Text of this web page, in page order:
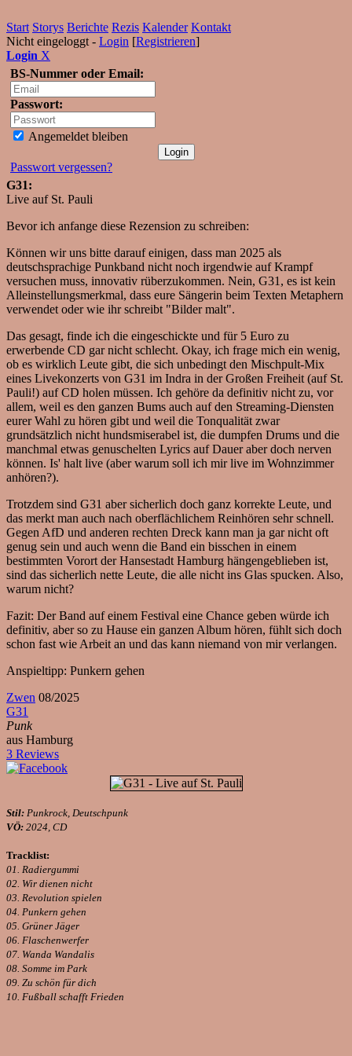
Start Storys Berichte Rezis Kalender Kontakt
Nicht eingeloggt - Login [Registrieren]
Login X
BS-Nummer oder Email:
Passwort:
Angemeldet bleiben
Passwort vergessen?
G31:
Live auf St. Pauli
Bevor ich anfange diese Rezension zu schreiben:
Können wir uns bitte darauf einigen, dass man 2025 als
deutschsprachige Punkband nicht noch irgendwie auf Krampf
versuchen muss, innovativ rüberzukommen. Nein, G31, es ist kein
Alleinstellungsmerkmal, dass eure Sängerin beim Texten Metaphern
verwendet oder wie ihr schreibt "Bilder malt".
Das gesagt, finde ich die eingeschickte und für 5 Euro zu
erwerbende CD gar nicht schlecht. Okay, ich frage mich ein wenig,
ob es wirklich Leute gibt, die sich unbedingt den Mischpult-Mix
eines Livekonzerts von G31 im Indra in der Großen Freiheit (auf St.
Pauli!) auf CD holen müssen. Ich gehöre da definitiv nicht zu, vor
allem, weil es den ganzen Bums auch auf den Streaming-Diensten
eurer Wahl zu hören gibt und weil die Tonqualität zwar
grundsätzlich nicht hundsmiserabel ist, die dumpfen Drums und die
manchmal etwas genuschelten Lyrics auf Dauer aber doch nerven
können. Is' halt live (aber warum soll ich mir live im Wohnzimmer
anhören?).
Trotzdem sind G31 aber sicherlich doch ganz korrekte Leute, und
das merkt man auch nach oberflächlichem Reinhören sehr schnell.
Gegen AfD und anderen rechten Dreck kann man ja gar nicht oft
genug sein und auch wenn die Band ein bisschen in einem
bestimmten Vorort der Hansestadt Hamburg hängengeblieben ist,
sind das sicherlich nette Leute, die alle nicht ins Glas spucken. Also,
warum nicht?
Fazit: Der Band auf einem Festival eine Chance geben würde ich
definitiv, aber so zu Hause ein ganzen Album hören, fühlt sich doch
schon fast wie Arbeit an und das kann niemand von mir verlangen.
Anspieltipp: Punkern gehen
Zwen 08/2025
G31
Punk
aus Hamburg
3 Reviews
Stil: Punkrock, Deutschpunk
VÖ: 2024, CD
Tracklist:
01. Radiergummi
02. Wir dienen nicht
03. Revolution spielen
04. Punkern gehen
05. Grüner Jäger
06. Flaschenwerfer
07. Wanda Wandalis
08. Somme im Park
09. Zu schön für dich
10. Fußball schafft Frieden